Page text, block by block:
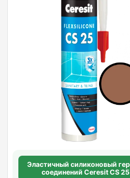
Эластичный силиконовый
соединений Ceresit CS 25